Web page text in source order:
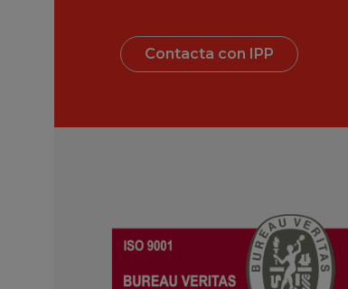
Contacta con IPP